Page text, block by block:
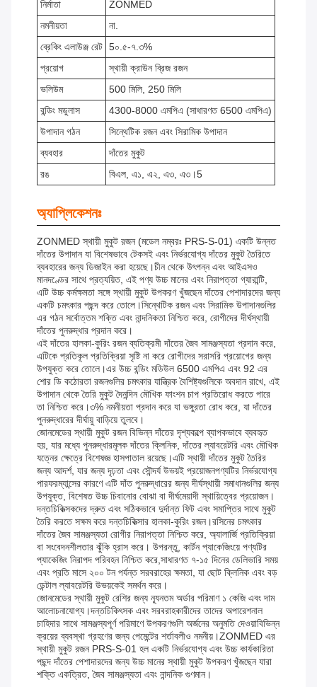
নির্মাতা
ZONMED
নমনীয়তা
না.
ব্রেকিং এলাউঞ্জ রেট 5০.৫-৭.৩%
প্রয়োগ
স্থায়ী ক্রাউন ব্রিজ রজন
ভলিউম
500 মিলি, 250 মিলি
বন্ডিং মডুলাস
4300-8000 এমপিএ (সাধারণত 6500 এমপিএ)
উপাদান গঠন
সিন্থেটিক রজন এবং সিরামিক উপাদান
ব্যবহার
দাঁতের মুকুট
রঙ
বিএল, এ১, এ২, এ৩, এ৩।5
অ্যাপ্লিকেশনঃ
ZONMED স্থায়ী মুকুট রজন (মডেল নম্বরঃ PRS-S-01) একটি উন্নত
দাঁতের উপাদান যা বিশেষভাবে টেকসই এবং নির্ভরযোগ্য দাঁতের মুকুট তৈরিতে
ব্যবহারের জন্য ডিজাইন করা হয়েছে।চীন থেকে উৎপন্ন এবং আইএসও
মানদণ্ডের সাথে প্রত্যয়িত, এই পণ্য উচ্চ মানের এবং নিরাপত্তা গ্যারান্টি,
এটি উচ্চ কর্মক্ষমতা সঙ্গে স্থায়ী মুকুট উপকরণ খুঁজছেন দাঁতের পেশাদারদের জন্য
একটি চমৎকার পছন্দ করে তোলে।সিন্থেটিক রজন এবং সিরামিক উপাদানগুলির
এর গঠন সর্বোত্তম শক্তি এবং নান্দনিকতা নিশ্চিত করে, রোগীদের দীর্ঘস্থায়ী
দাঁতের পুনরুদ্ধার প্রদান করে।
এই দাঁতের হালকা-কুরিং রজন ব্যতিক্রমী দাঁতের জৈব সামঞ্জস্যতা প্রদান করে,
এটিকে প্রতিকূল প্রতিক্রিয়া সৃষ্টি না করে রোগীদের সরাসরি প্রয়োগের জন্য
উপযুক্ত করে তোলে।এর উচ্চ বন্ডিং মডিউল 6500 এমপিএ এবং 92 এর
শোর ডি কঠোরতা রজনগুলির চমৎকার যান্ত্রিক বৈশিষ্ট্যগুলিকে অবদান রাখে, এই
উপাদান থেকে তৈরি মুকুট দৈনন্দিন মৌখিক ফাংশন চাপ প্রতিরোধ করতে পারে
তা নিশ্চিত করে।৩% নমনীয়তা প্রদান করে যা ভঙ্গুরতা রোধ করে, যা দাঁতের
পুনরুদ্ধারের দীর্ঘায়ু বাড়িয়ে তুলবে।
জোনমেডের স্থায়ী মুকুট রজন বিভিন্ন দাঁতের দৃশ্যকল্পে ব্যাপকভাবে ব্যবহৃত
হয়, যার মধ্যে পুনরুদ্ধারমূলক দাঁতের ক্লিনিক, দাঁতের ল্যাবরেটরি এবং মৌখিক
যত্নের ক্ষেত্রে বিশেষজ্ঞ হাসপাতাল রয়েছে।এটি স্থায়ী দাঁতের মুকুট তৈরির
জন্য আদর্শ, যার জন্য দৃঢ়তা এবং সৌন্দর্য উভয়ই প্রয়োজনপণ্যটির নির্ভরযোগ্য
পারফরম্যান্সের কারণে এটি দাঁত পুনরুদ্ধারের জন্য দীর্ঘস্থায়ী সমাধানগুলির জন্য
উপযুক্ত, বিশেষত উচ্চ চিবানোর বোঝা বা দীর্ঘমেয়াদী স্থায়িত্বের প্রয়োজন।
দন্তচিকিত্সকদের দ্রুত এবং সঠিকভাবে দুর্দান্ত ফিট এবং সমাপ্তির সাথে মুকুট
তৈরি করতে সক্ষম করে দন্তচিকিত্সার হালকা-কুরিং রজন।রসিনের চমৎকার
দাঁতের জৈব সামঞ্জস্যতা রোগীর নিরাপত্তা নিশ্চিত করে, অ্যালার্জি প্রতিক্রিয়া
বা সংবেদনশীলতার ঝুঁকি হ্রাস করে। উপরন্তু, কার্টন প্যাকেজিংয়ে পণ্যটির
প্যাকেজিং নিরাপদ পরিবহন নিশ্চিত করে,সাধারণত ৭-১৫ দিনের ডেলিভারি সময়
এবং প্রতি মাসে ২০০ টন পর্যন্ত সরবরাহের ক্ষমতা, যা ছোট ক্লিনিক এবং বড়
ডেন্টাল ল্যাবরেটরি উভয়কেই সমর্থন করে।
জোনমেডের স্থায়ী মুকুট রেশির জন্য ন্যূনতম অর্ডার পরিমাণ ১ কেজি এবং দাম
আলোচনাযোগ্য।দন্তচিকিৎসক এবং সরবরাহকারীদের তাদের অপারেশনাল
চাহিদার সাথে সামঞ্জস্যপূর্ণ পরিমাণে উপকরণগুলি অর্জনের অনুমতি দেওয়াবিভিন্ন
ক্রয়ের ব্যবস্থা গ্রহণের জন্য পেমেন্টের শর্তাবলীও নমনীয়।ZONMED এর
স্থায়ী মুকুট রজন PRS-S-01 হল একটি নির্ভরযোগ্য এবং উচ্চ কার্যকারিতা
পছন্দ দাঁতের পেশাদারদের জন্য উচ্চ মানের স্থায়ী মুকুট উপকরণ খুঁজছেন যারা
শক্তি একত্রিত, জৈব সামঞ্জস্যতা এবং নান্দনিক গুণমান।